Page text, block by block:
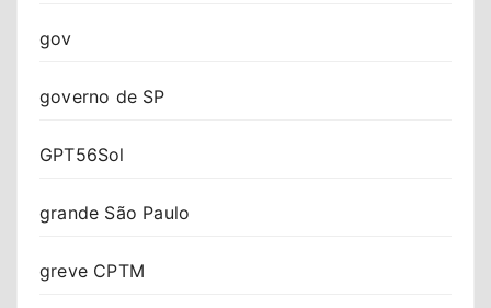
gov
governo de SP
GPT56Sol
grande São Paulo
greve CPTM